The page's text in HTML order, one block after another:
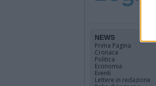
NEWS
Prima Pagina
Cronaca
Politica
Economia
Eventi
Lettere in redazione